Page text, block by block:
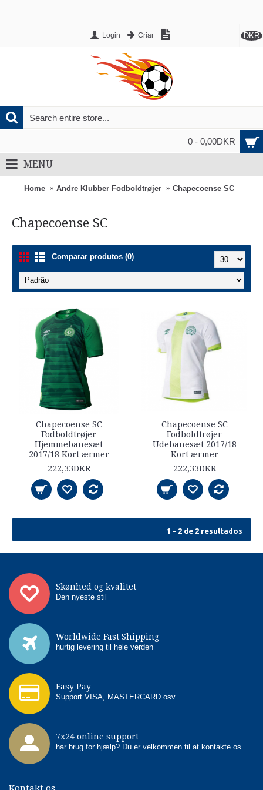
DKR
Login Criar
0 - 0,00DKR
MENU
Home Andre Klubber Fodboldtrøjer Chapecoense SC
Chapecoense SC
Comparar produtos (0)
Chapecoense SC
Fodboldtrøjer
Hjemmebanesæt
2017/18 Kort ærmer
222,33DKR
Chapecoense SC
Fodboldtrøjer
Udebanesæt 2017/18
Kort ærmer
222,33DKR
1 - 2 de 2 resultados
Skønhed og kvalitet
Den nyeste stil
Worldwide Fast Shipping
hurtig levering til hele verden
Easy Pay
Support VISA, MASTERCARD osv.
7x24 online support
har brug for hjælp? Du er velkommen til at kontakte os